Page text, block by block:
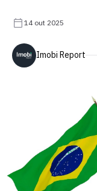
14 out 2025
Imobi Report